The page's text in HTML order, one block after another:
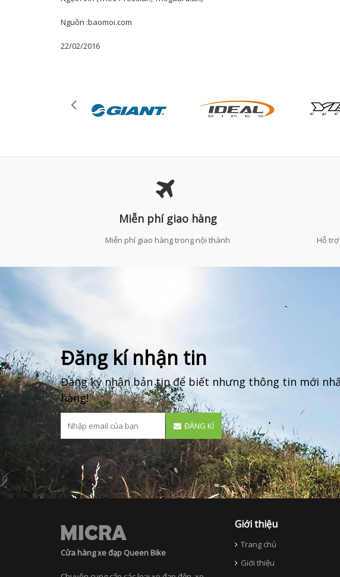
Nguồn :baomoi.com
22/02/2016
Miễn phí giao hàng
Miễn phí giao hàng trong nội thành Hỗ
Đăng kí nhận tin
Đăng ký nhận bản tin để biết nhưng thông tin mới
hàng!
ĐĂNG KÍ
Cửa hàng xe đạp Queen Bike
Giới thiệu
Trang chủ
Giới thiệu